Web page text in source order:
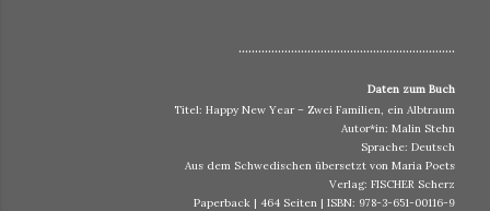
..................................................................
Daten zum Buch
Titel: Happy New Year – Zwei Familien, ein Albtraum
Autor*in: Malin Stehn
Sprache: Deutsch
Aus dem Schwedischen übersetzt von Maria Poets
Verlag: FISCHER Scherz
Paperback | 464 Seiten | ISBN: 978-3-651-00116-9